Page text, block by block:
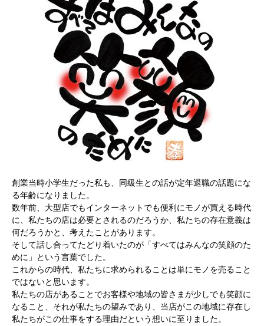
創業当時小学生だった私も、同級生との話が定年退職の話題にな
る年齢になりました。
数年前、大型店でもインターネットでも便利にモノが買える時代
に、私たちの店は必要とされるのだろうか、私たちの存在意義は
何だろうかと、考えたことがあります。
そして話し合ってたどり着いたのが「すべてはみんなの笑顔のた
めに」という言葉でした。
これからの時代、私たちに求められることは単にモノを売ること
ではないと思います。
私たちの店があることでお客様や地域の皆さまが少しでも笑顔に
なること、それが私たちの望みであり、当店がこの地域に存在し
私たちがこの仕事をする理由だという想いに至りました。